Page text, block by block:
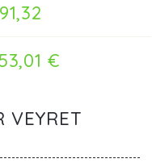
€
VEYRET